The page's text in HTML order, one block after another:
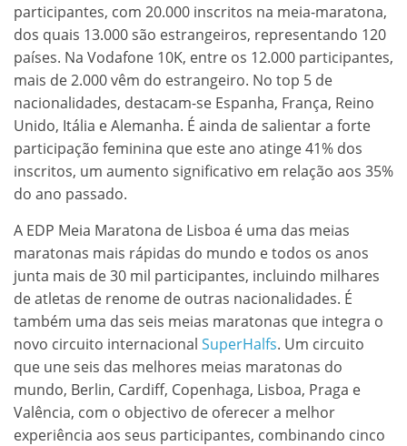
participantes, com 20.000 inscritos na meia-maratona,
dos quais 13.000 são estrangeiros, representando 120
países. Na Vodafone 10K, entre os 12.000 participantes,
mais de 2.000 vêm do estrangeiro. No top 5 de
nacionalidades, destacam-se Espanha, França, Reino
Unido, Itália e Alemanha. É ainda de salientar a forte
participação feminina que este ano atinge 41% dos
inscritos, um aumento significativo em relação aos 35%
do ano passado.
A EDP Meia Maratona de Lisboa é uma das meias
maratonas mais rápidas do mundo e todos os anos
junta mais de 30 mil participantes, incluindo milhares
de atletas de renome de outras nacionalidades. É
também uma das seis meias maratonas que integra o
novo circuito internacional SuperHalfs. Um circuito
que une seis das melhores meias maratonas do
mundo, Berlin, Cardiff, Copenhaga, Lisboa, Praga e
Valência, com o objectivo de oferecer a melhor
experiência aos seus participantes, combinando cinco